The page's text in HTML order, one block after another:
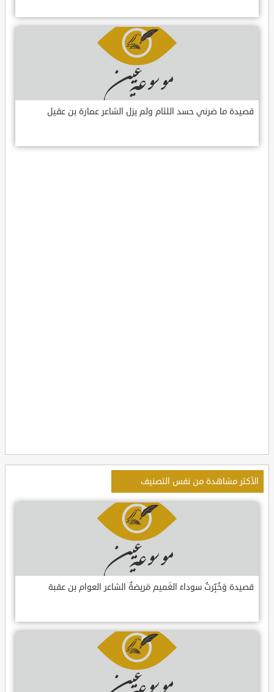
قصيدة ما ضرني حسد اللئام ولم يزل الشاعر عمارة بن عقيل
الأكثر مشاهدة من نفس التصنيف
قصيدة وَخُبِّرتُ سوداءَ الغَميم مَريضةٌ الشاعر العوام بن عقبة